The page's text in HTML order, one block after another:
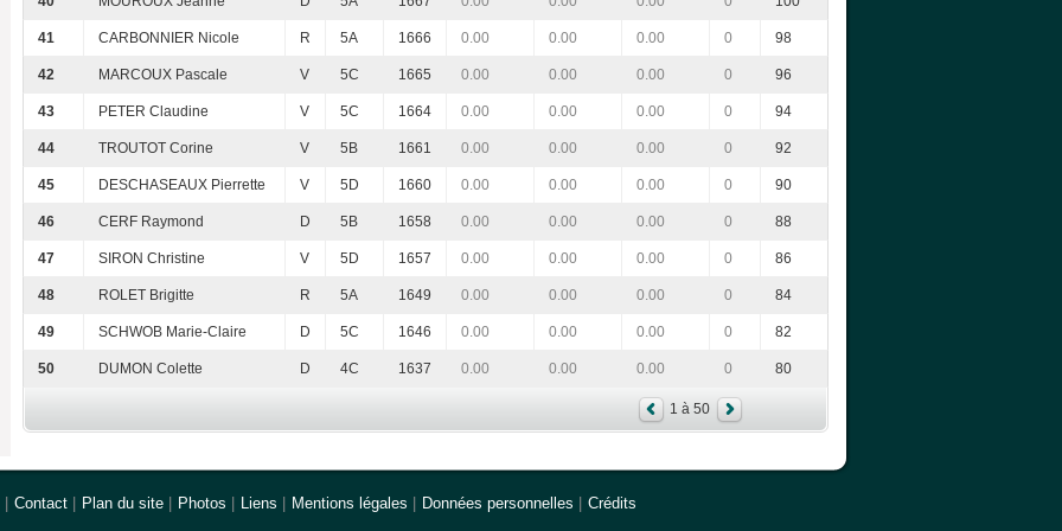
41 CARBONNIER Nicole R 5A 1666 0.00 0.00 0.00 0 98
42 MARCOUX Pascale V 5C 1665 0.00 0.00 0.00 0 96
43 PETER Claudine V 5C 1664 0.00 0.00 0.00 0 94
44 TROUTOT Corine V 5B 1661 0.00 0.00 0.00 0 92
45 DESCHASEAUX Pierrette V 5D 1660 0.00 0.00 0.00 0 90
46 CERF Raymond D 5B 1658 0.00 0.00 0.00 0 88
47 SIRON Christine V 5D 1657 0.00 0.00 0.00 0 86
48 ROLET Brigitte R 5A 1649 0.00 0.00 0.00 0 84
49 SCHWOB Marie-Claire D 5C 1646 0.00 0.00 0.00 0 82
50 DUMON Colette D 4C 1637 0.00 0.00 0.00 0 80
1 à 50
Contact Plan du site Photos Liens Mentions légales Données personnelles Crédits